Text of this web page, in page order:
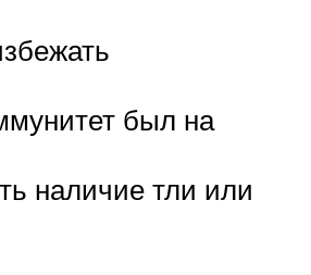
был на
наличие тли или